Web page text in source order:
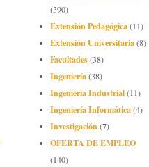
(390)
Extensión Pedagógica(11)
Extensión Universitaria(8)
Facultades(38)
Ingeniería(38)
Ingeniería Industrial(11)
Ingeniería Informática(4)
Investigación(7)
OFERTA DE EMPLEO
(140)